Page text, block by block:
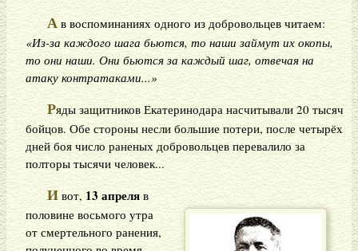
А в воспоминаниях одного из добровольцев читаем:
«Из-за каждого шага бьются, то наши займут их окопы,
то они наши. Они бьются за каждый шаг, отвечая на
атаку контратаками...»
Ряды защитников Екатеринодара насчитывали 20 тысяч
бойцов. Обе стороны несли большие потери, после четырёх
дней боя число раненых добровольцев перевалило за
полторы тысячи человек...
И вот, 13 апреля в
половине восьмого утра
от смертельного ранения,